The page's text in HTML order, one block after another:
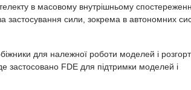
в масовому внутрішньому
застосування сили, зокрема в автономних
для належної роботи моделей і
FDE для підтримки моделей і